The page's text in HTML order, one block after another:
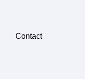
Contact